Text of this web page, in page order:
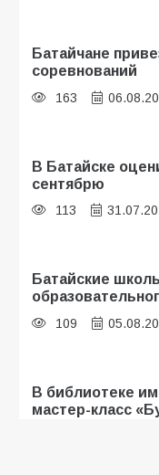
Батайчане
соревнований
163
В Батайске
сентябрю
113
Батайские
109
В библиотеке
мастер-класс